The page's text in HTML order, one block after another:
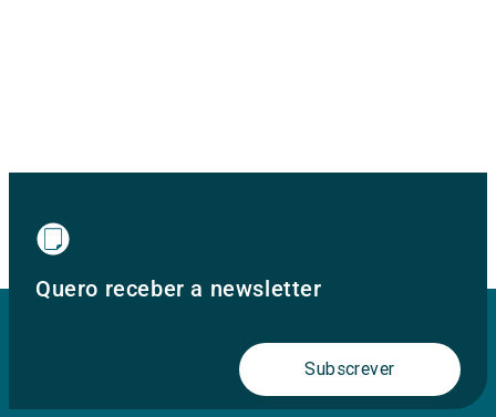
Quero receber a newsletter
Subscrever